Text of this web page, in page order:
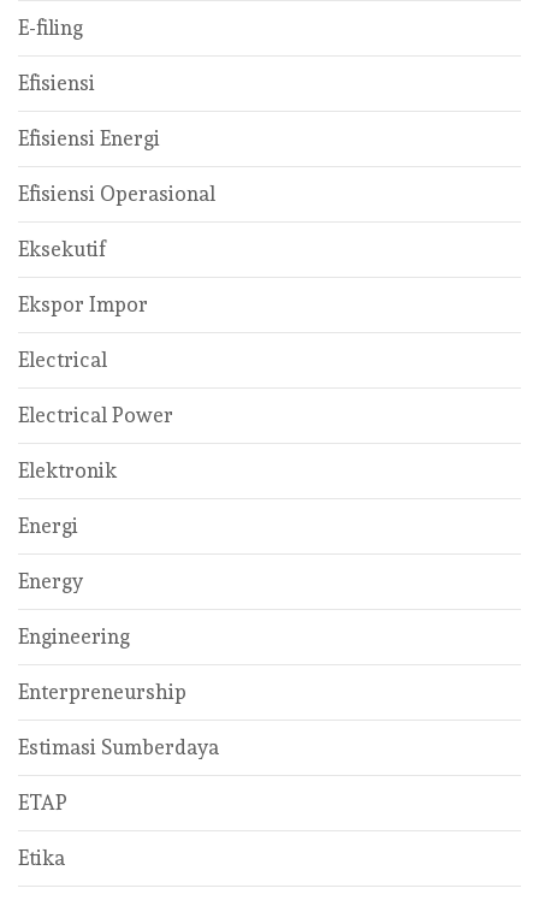
E-filing
Efisiensi
Efisiensi Energi
Efisiensi Operasional
Eksekutif
Ekspor Impor
Electrical
Electrical Power
Elektronik
Energi
Energy
Engineering
Enterpreneurship
Estimasi Sumberdaya
ETAP
Etika